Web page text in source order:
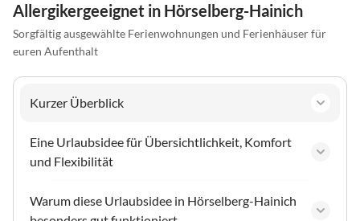
Allergikergeeignet in Hörselberg-Hainich
Sorgfältig ausgewählte Ferienwohnungen und Ferienhäuser für
euren Aufenthalt
Kurzer Überblick
Eine Urlaubsidee für Übersichtlichkeit, Komfort
und Flexibilität
Warum diese Urlaubsidee in Hörselberg-Hainich